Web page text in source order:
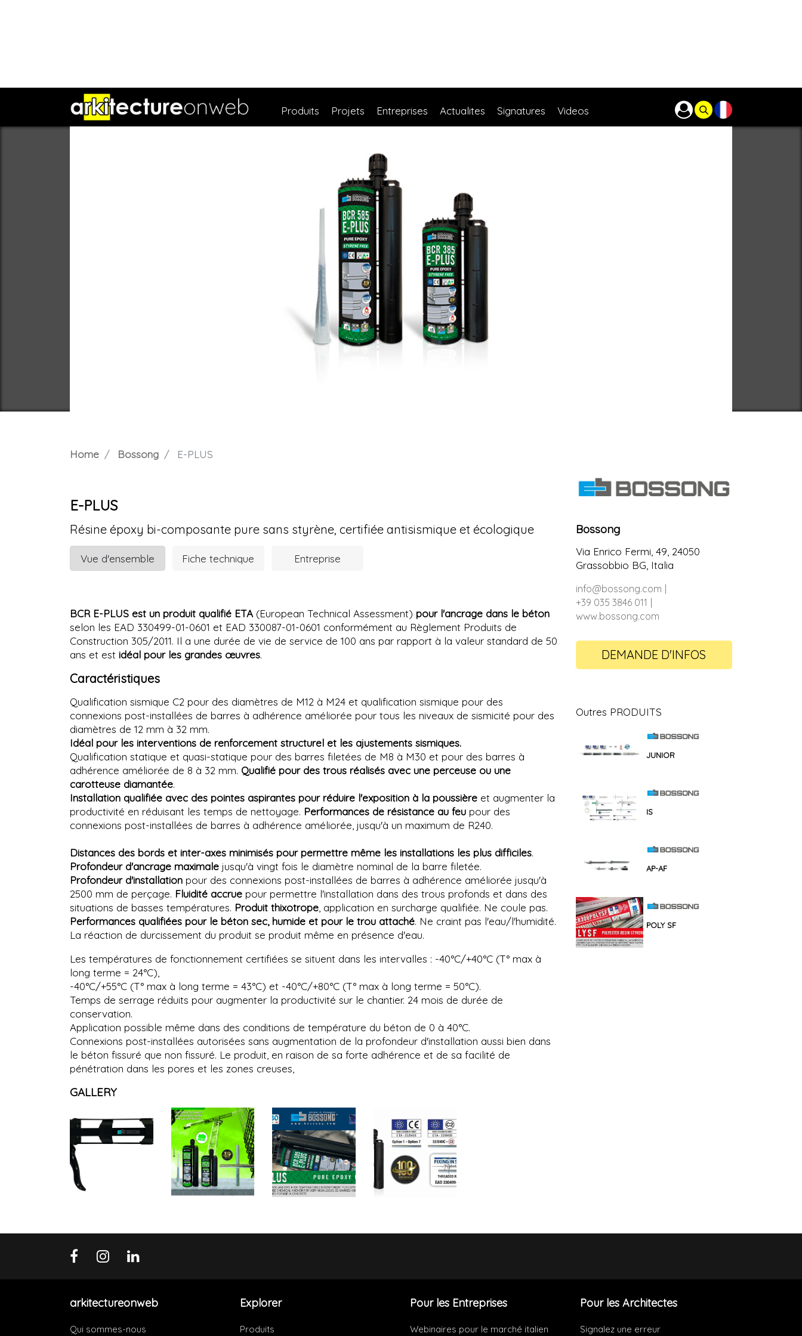
Produits Projets Entreprises Actualites Signatures Videos
Home Bossong E-PLUS
E-PLUS
Résine époxy bi-composante pure sans styrène, certifiée antisismique et écologique
Vue d'ensemble Fiche technique Entreprise
BCR E-PLUS est un produit qualifié ETA (European Technical Assessment) pour l'ancrage dans le béton
selon les EAD 330499-01-0601 et EAD 330087-01-0601 conformément au Règlement Produits de
Construction 305/2011. Il a une durée de vie de service de 100 ans par rapport à la valeur standard de 50
ans et est idéal pour les grandes œuvres.
Caractéristiques
Qualification sismique C2 pour des diamètres de M12 à M24 et qualification sismique pour des
connexions post-installées de barres à adhérence améliorée pour tous les niveaux de sismicité pour des
diamètres de 12 mm à 32 mm.
Idéal pour les interventions de renforcement structurel et les ajustements sismiques.
Qualification statique et quasi-statique pour des barres filetées de M8 à M30 et pour des barres à
adhérence améliorée de 8 à 32 mm. Qualifié pour des trous réalisés avec une perceuse ou une
carotteuse diamantée.
Installation qualifiée avec des pointes aspirantes pour réduire l'exposition à la poussière et augmenter la
productivité en réduisant les temps de nettoyage. Performances de résistance au feu pour des
connexions post-installées de barres à adhérence améliorée, jusqu'à un maximum de R240.
Distances des bords et inter-axes minimisés pour permettre même les installations les plus difficiles.
Profondeur d'ancrage maximale jusqu'à vingt fois le diamètre nominal de la barre filetée.
Profondeur d'installation pour des connexions post-installées de barres à adhérence améliorée jusqu'à
2500 mm de perçage. Fluidité accrue pour permettre l'installation dans des trous profonds et dans des
situations de basses températures. Produit thixotrope , application en surcharge qualifiée. Ne coule pas.
Performances qualifiées pour le béton sec, humide et pour le trou attaché. Ne craint pas l'eau/l'humidité.
La réaction de durcissement du produit se produit même en présence d'eau.
Les températures de fonctionnement certifiées se situent dans les intervalles : -40°C/+40°C (T° max à
long terme = 24°C),
-40°C/+55°C (T° max à long terme = 43°C) et -40°C/+80°C (T° max à long terme = 50°C).
Temps de serrage réduits pour augmenter la productivité sur le chantier. 24 mois de durée de
conservation.
Application possible même dans des conditions de température du béton de 0 à 40°C.
Connexions post-installées autorisées sans augmentation de la profondeur d'installation aussi bien dans
le béton fissuré que non fissuré. Le produit, en raison de sa forte adhérence et de sa facilité de
pénétration dans les pores et les zones creuses,
GALLERY
Bossong
Via Enrico Fermi, 49, 24050
Grassobbio BG, Italia
info@bossong.com
+39 035 3846 011
www.bossong.com
DEMANDE D'INFOS
Outres PRODUITS
JUNIOR
IS
AP-AF
POLY SF
arkitectureonweb
Qui sommes-nous
Explorer
Produits
Pour les Entreprises
Webinaires pour le marché italien
Pour les Architectes
Signalez une erreur